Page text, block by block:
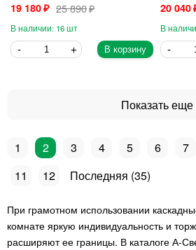
19 180 25 890
16
В корзину
20 040
1 2 3 4 5 6 7
11
12 35
При грамотном использовании
комнате яркую индивидуальность и
расширяют ее границы. В каталоге А-